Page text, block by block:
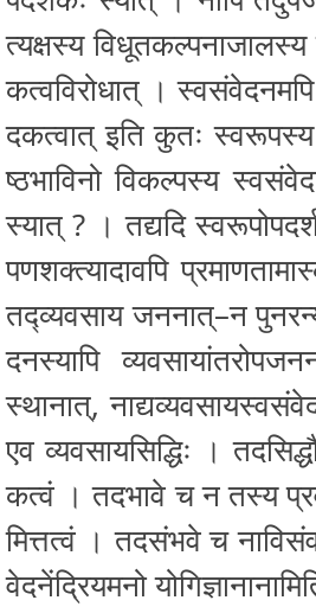
त्य­क्ष­स्य विधूत­क­ल्प­ना­जा­ल­स्य
क­त्व­वि­रो­धा­त् ।
द­क­त्वा­त् इति कुतः
ष्ठ­भा­वि­नोवि­क­ल्प­स्य
स्यात् ? । तद्यदि
प­ण­श­क्त्या­दा­व­पि
त­द्व्य­व­सा­यज­न­ना­त्­–­न
द­न­स्या­पि
स्था­ना­त्­,
एव व्य­व­सा­यसिद्धिः ।
क­त्वं । त­द­भा­वे च न तस्य
मि­त्त­त्वं । त­द­सं­भ­वे च
वे­द­नें­द्रि­य­म­नो